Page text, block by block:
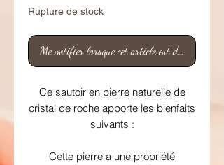
Rupture de stock
Me notifier lorsque cet article est disponible
Ce sautoir en pierre naturelle de
cristal de roche apporte les bienfaits
suivants :
Cette pierre a une propriété